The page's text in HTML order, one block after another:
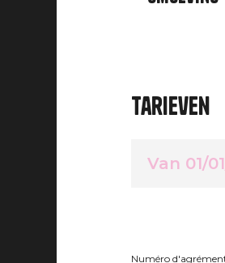
Tarieven
Van 01/
Numéro